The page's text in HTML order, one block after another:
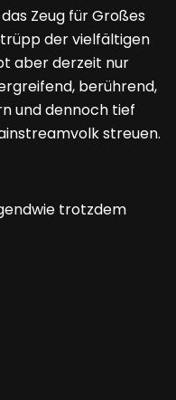
Zeug für Großes
der vielfältigen
aber derzeit nur
berührend,
und dennoch tief
streuen.
trotzdem